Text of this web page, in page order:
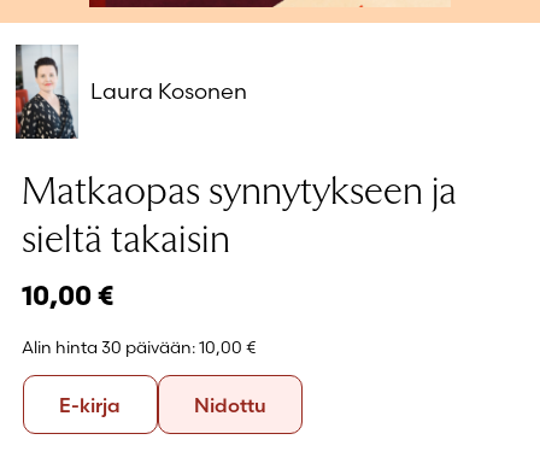
Laura Kosonen
Matkaopas synnytykseen ja
sieltä takaisin
10,00 €
Alin hinta 30 päivään:10,00 €
Formaatti
E-kirja
kirja
NidottuNidottu